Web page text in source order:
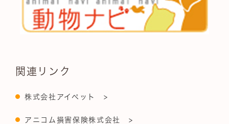
関連リンク
株式会社アイペット >
アニコム損害保険株式会社 >